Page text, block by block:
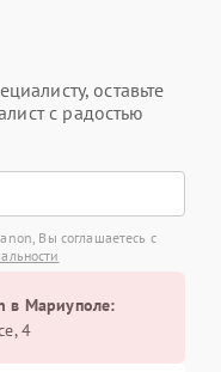
оставьте
с радостью
Вы соглашаетесь с
в Мариуполе:
4